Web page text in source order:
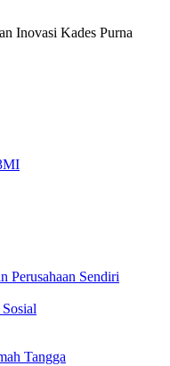
Inovasi Kades Purna
Perusahaan Sendiri
Tangga